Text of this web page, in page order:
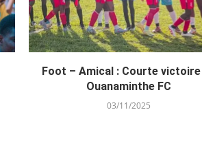
Foot – Amical : Courte victoire
Ouanaminthe FC
03/11/2025